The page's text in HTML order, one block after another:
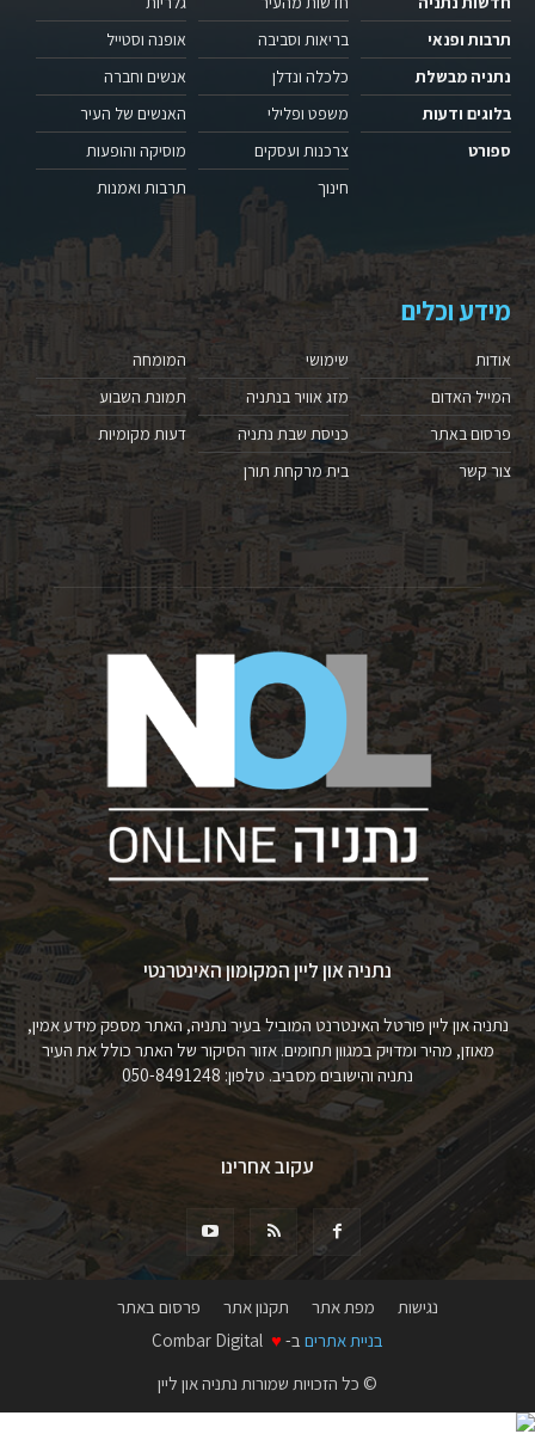
תרבות ופנאי
נתניה מבשלת
בלוגים ודעות
ספורט
בריאות וסביבה
כלכלה ונדלן
משפט ופלילי
צרכנות ועסקים
חינוך
אופנה וסטייל
אנשים וחברה
האנשים של העיר
מוסיקה והופעות
תרבות ואמנות
מידע וכלים
אודות
המייל האדום
פרסום באתר
צור קשר
שימושי
מזג אוויר בנתניה
כניסת שבת נתניה
בית מרקחת תורן
המומחה
תמונת השבוע
דעות מקומיות
נתניה און ליין המקומון האינטרנטי
נתניה און ליין פורטל האינטרנט המוביל בעיר נתניה, האתר מספק מידע אמין,
מאוזן, מהיר ומדויק במגוון תחומים. אזור הסיקור של האתר כולל את העיר
נתניה והישובים מסביב. טלפון: 050-8491248
עקוב אחרינו
נגישות מפת אתר תקנון אתר
פרסום באתר
בניית אתרים ב- ♥
© כל הזכויות שמורות נתניה און ליין